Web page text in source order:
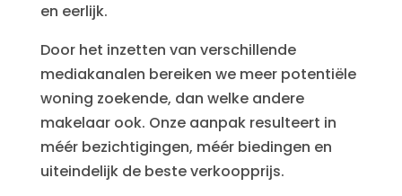
en eerlijk.
Door het inzetten van verschillende
mediakanalen bereiken we meer potentiële
woning zoekende, dan welke andere
makelaar ook. Onze aanpak resulteert in
méér bezichtigingen, méér biedingen en
uiteindelijk de beste verkoopprijs.